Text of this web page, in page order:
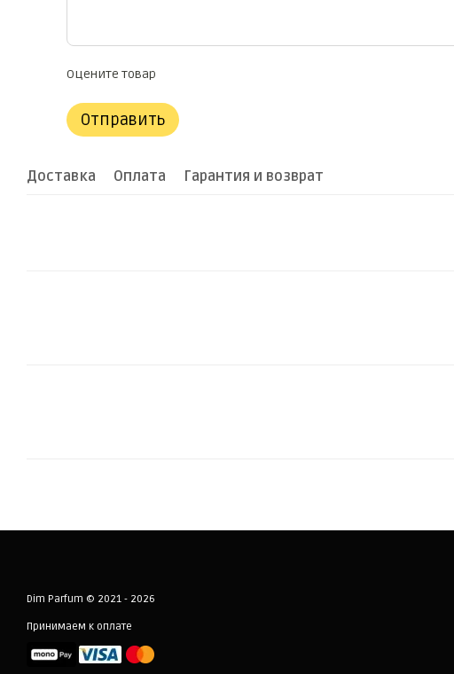
Оцените товар
Отправить
Доставка Оплата Гарантия и возврат
Dim Parfum © 2021 - 2026
Принимаем к оплате